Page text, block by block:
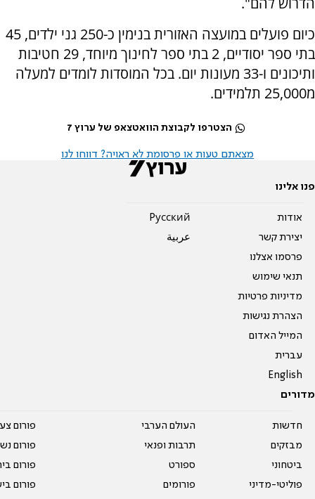
כיום פועלים במועצה האזורית בנימין כ-250 גני ילדים, 45
בתי ספר יסודיים, 2 בתי ספר לחינוך מיוחד, 29 חטיבות
ותיכונים ו-33 מעונות יום. בכל המוסדות לומדים למעלה
מ25,000 תלמידים.
הצטרפו לקבוצת הוואטצאפ של ערוץ 7
מצאתם טעות או פרסומת לא ראויה? דווחו לנו
פנו אלינו
אודות
יצירת קשר
פרסמו אצלנו
תנאי שימוש
מדיניות פרטיות
הצהרת נגישות
המייל האדום
עברית
English
Pусский
عربية
מדורים
חדשות
מבזקים
ביטחוני
פוליטי-מדיני
העולם הערבי
תרבות ופנאי
ספורט
פורומים
פורום
פורום
פורום
פורום